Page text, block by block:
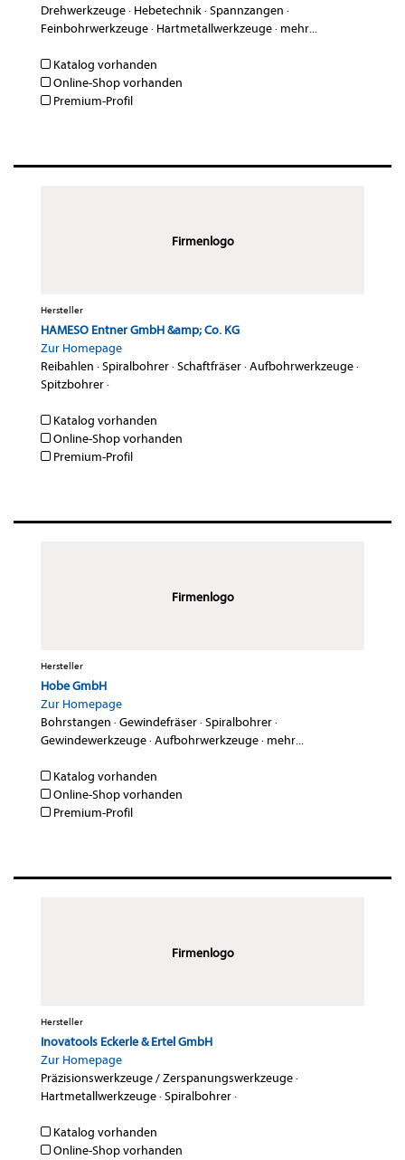
Drehwerkzeuge· Hebetechnik·Spannzangen ·
Feinbohrwerkzeuge· Hartmetallwerkzeuge· mehr...
Katalog vorhanden
Online-Shop vorhanden
Premium-Profil
Firmenlogo
Hersteller
HAMESO Entner GmbH &amp; Co. KG
Zur Homepage
Reibahlen ·Spiralbohrer·Schaftfräser·Aufbohrwerkzeuge·
Spitzbohrer·
Katalog vorhanden
Online-Shop vorhanden
Premium-Profil
Firmenlogo
Hersteller
Hobe GmbH
Zur Homepage
Bohrstangen ·Gewindefräser·Spiralbohrer·
Gewindewerkzeuge·Aufbohrwerkzeuge· mehr...
Katalog vorhanden
Online-Shop vorhanden
Premium-Profil
Firmenlogo
Hersteller
Inovatools Eckerle & Ertel GmbH
Zur Homepage
Präzisionswerkzeuge / Zerspanungswerkzeuge·
Hartmetallwerkzeuge·Spiralbohrer·
Katalog vorhanden
Online-Shop vorhanden